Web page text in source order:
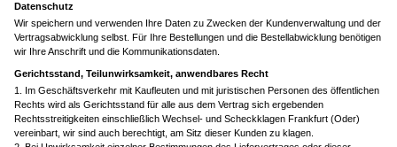
Datenschutz
Wir speichern und verwenden Ihre Daten zu Zwecken der Kundenverwaltung und der
Vertragsabwicklung selbst. Für Ihre Bestellungen und die Bestellabwicklung benötigen
wir Ihre Anschrift und die Kommunikationsdaten.
Gerichtsstand, Teilunwirksamkeit, anwendbares Recht
Im Geschäftsverkehr mit Kaufleuten und mit juristischen Personen des öffentlichen
Rechts wird als Gerichtsstand für alle aus dem Vertrag sich ergebenden
Rechtsstreitigkeiten einschließlich Wechsel- und Scheckklagen Frankfurt (Oder)
vereinbart, wir sind auch berechtigt, am Sitz dieser Kunden zu klagen.